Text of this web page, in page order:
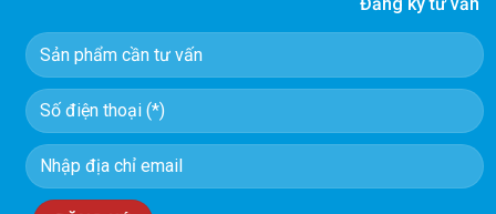
Đăng ký tư vấn